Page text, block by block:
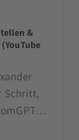
&
Schritt,